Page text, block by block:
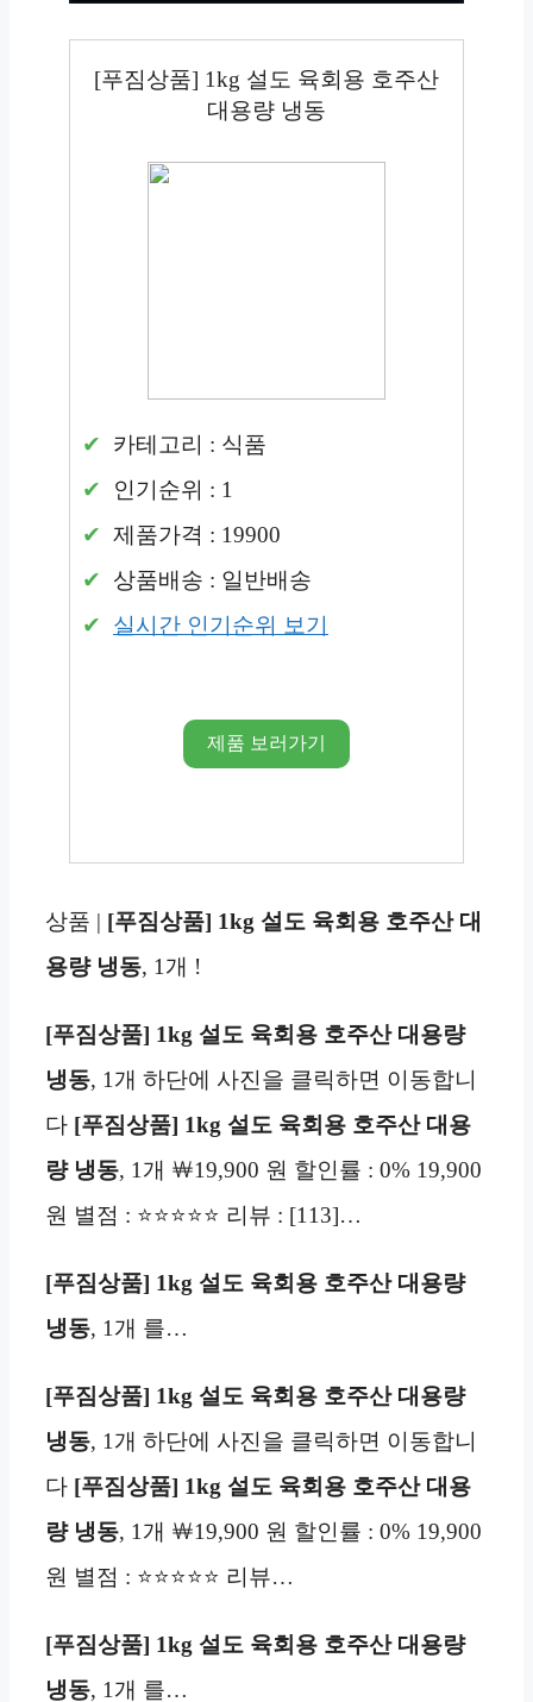
[푸짐상품] 1kg 설도 육회용 호주산
대용량 냉동
카테고리 : 식품
인기순위 : 1
제품가격 : 19900
상품배송 : 일반배송
실시간 인기순위 보기
제품 보러가기
상품 | [푸짐상품] 1kg 설도 육회용 호주산 대
용량 냉동, 1개 !
[푸짐상품] 1kg 설도 육회용 호주산 대용량
냉동, 1개 하단에 사진을 클릭하면 이동합니
다 [푸짐상품] 1kg 설도 육회용 호주산 대용
량 냉동, 1개 ￦19,900 원 할인률 : 0% 19,900
원 별점 : ⭐⭐⭐⭐⭐ 리뷰 : [113]…
[푸짐상품] 1kg 설도 육회용 호주산 대용량
냉동, 1개 를…
[푸짐상품] 1kg 설도 육회용 호주산 대용량
냉동, 1개 하단에 사진을 클릭하면 이동합니
다 [푸짐상품] 1kg 설도 육회용 호주산 대용
량 냉동, 1개 ￦19,900 원 할인률 : 0% 19,900
원 별점 : ⭐⭐⭐⭐⭐ 리뷰…
[푸짐상품] 1kg 설도 육회용 호주산 대용량
냉동, 1개 를…